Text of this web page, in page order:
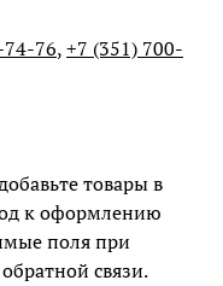
74-76,+7 (351) 700-
товары в
к оформлению
поля при
связи.